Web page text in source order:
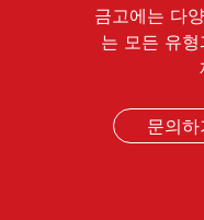
금고에는 다
는 모든 유
문의하